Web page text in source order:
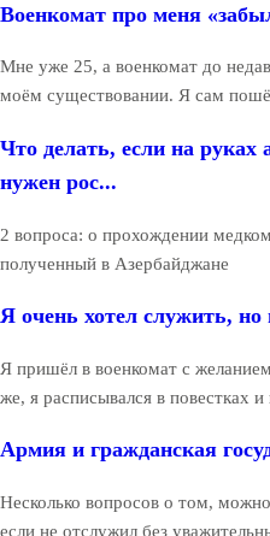
Военкомат про меня
Мне уже 25, а военкомат до
моём существовании. Я сам
Что делать, если на руках
нужен рос...
2 вопроса: о прохождении
полученный в Азербайджане
Я очень хотел служить,
Я пришёл в военкомат с
же, я расписывался в повестках
Армия и гражданская
Несколько вопросов о том,
если не отслужил без